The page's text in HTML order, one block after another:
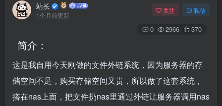
站长
1个月前更新
关注 私信
0 2966 370
简介：
这是我自用今天刚做的文件外链系统 ，因为服务器的存
储空间不足，购买存储空间又贵，所以做了这套系统，
搭在nas上面，把文件扔nas里通过外链让服务器调用nas